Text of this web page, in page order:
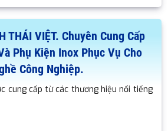
THÁI VIỆT. Chuyên Cung Cấp
Phụ Kiện Inox Phục Vụ Cho
Công Nghiệp.
cung cấp từ các thương hiệu nổi tiếng